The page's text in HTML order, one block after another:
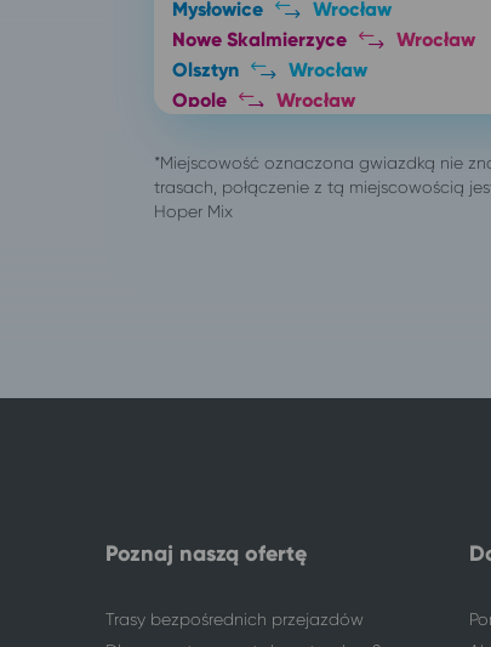
Mysłowice
Wrocław
Nowe Skalmierzyce
Wrocław
Olsztyn
Wrocław
Opole
Wrocław
Oświęcim
Wrocław
Pabianice
Wrocław
Poznań
Sosnowiec
Wrocław
Turek
Wrocław
Wałcz
Wrocław
Poznaj naszą ofertę
Trasy bezpośrednich przejazdów